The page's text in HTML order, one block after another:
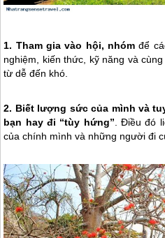
1. Tham gia vào hội, nhómđể
nghiệm, kiến thức, kỹ năng và
từ dễ đến khó.
2. Biết lượng sức của mình và
bạn hay đi “tùy hứng”. Điều đó
của chính mình và những người đi